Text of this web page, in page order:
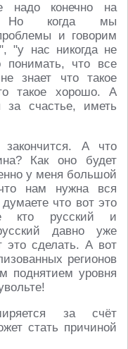
надо конечно на
Но когда мы
и говорим
"у нас никогда не
понимать, что все
знает что такое
такое хорошо. А
счастье, иметь
А что
Как оно будет
у меня большой
нам нужна вся
что вот это
кто русский и
давно уже
сделать. А вот
регионов
поднятием уровня
за счёт
стать причиной